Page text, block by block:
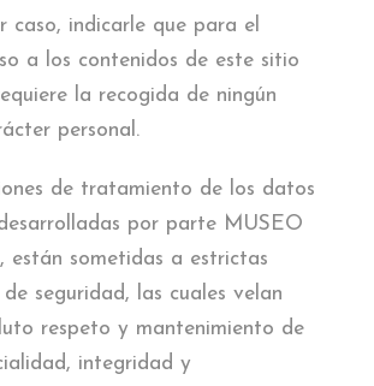
caso, indicarle que para el
a los contenidos de este sitio
la recogida de ningún
personal.
de tratamiento de los datos
por parte MUSEO
están sometidas a estrictas
de seguridad, las cuales velan
respeto y mantenimiento de
integridad y